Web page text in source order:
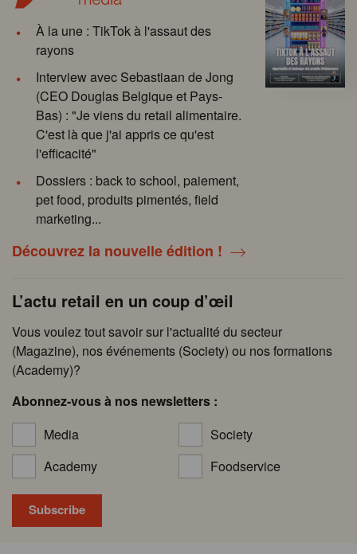
À la une : TikTok à l'assaut des
rayons
Interview avec Sebastiaan de Jong
(CEO Douglas Belgique et Pays-
Bas) : "Je viens du retail alimentaire.
C'est là que j'ai appris ce qu'est
l'efficacité"
Dossiers : back to school, paiement,
pet food, produits pimentés, field
marketing...
Découvrez la nouvelle édition !
L’actu retail en un coup d’œil
Vous voulez tout savoir sur l'actualité du secteur
(Magazine), nos événements (Society) ou nos formations
(Academy)?
Abonnez-vous à nos newsletters :
Media
Society
Academy
Foodservice